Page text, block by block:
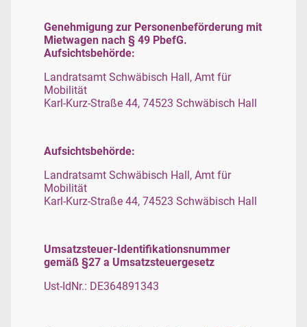
Genehmigung zur Personenbeförderung mit
Mietwagen nach § 49 PbefG.
Aufsichtsbehörde:
Landratsamt Schwäbisch Hall, Amt für
Mobilität
Karl-Kurz-Straße 44, 74523 Schwäbisch Hall
Aufsichtsbehörde:
Landratsamt Schwäbisch Hall, Amt für
Mobilität
Karl-Kurz-Straße 44, 74523 Schwäbisch Hall
Umsatzsteuer-Identifikationsnummer
gemäß §27 a Umsatzsteuergesetz
Ust-IdNr.: DE364891343